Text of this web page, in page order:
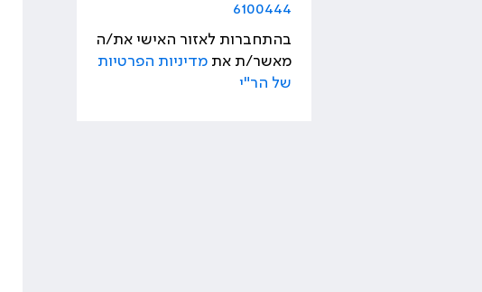
6100444
בהתחברות לאזור האישי את/ה
מאשר/ת אתמדיניות הפרטיות
של הר"י